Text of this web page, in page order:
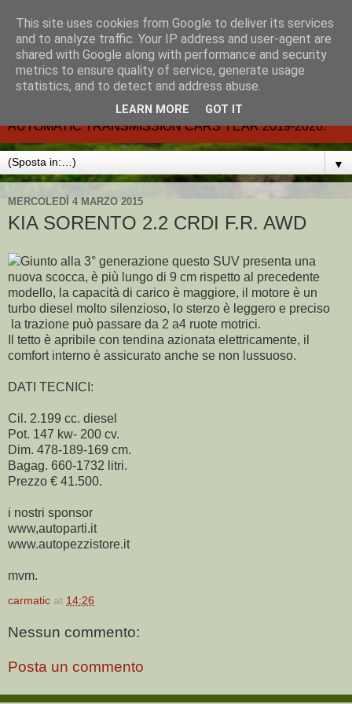
CARMATIC-®-All about
automatic cars.
Dal 2002- email.-marcvent@inwind.it.- NEW BOOK-
AUTOMATIC TRANSMISSION CARS YEAR 2019-2020.
▼
MERCOLEDÌ 4 MARZO 2015
KIA SORENTO 2.2 CRDI F.R. AWD
Giunto alla 3° generazione questo SUV presenta una
nuova scocca, è più lungo di 9 cm rispetto al precedente
modello, la capacità di carico è maggiore, il motore è un
turbo diesel molto silenzioso, lo sterzo è leggero e preciso
la trazione può passare da 2 a4 ruote motrici.
Il tetto è apribile con tendina azionata elettricamente, il
comfort interno è assicurato anche se non lussuoso.
DATI TECNICI:
Cil. 2.199 cc. diesel
Pot. 147 kw- 200 cv.
Dim. 478-189-169 cm.
Bagag. 660-1732 litri.
Prezzo € 41.500.
i nostri sponsor
www,autoparti.it
www.autopezzistore.it
mvm.
carmatic at 14:26
Nessun commento:
Posta un commento
This site uses cookies from Google to deliver its services
and to analyze traffic. Your IP address and user-agent are
shared with Google along with performance and security
metrics to ensure quality of service, generate usage
statistics, and to detect and address abuse.
LEARN MORE GOT IT